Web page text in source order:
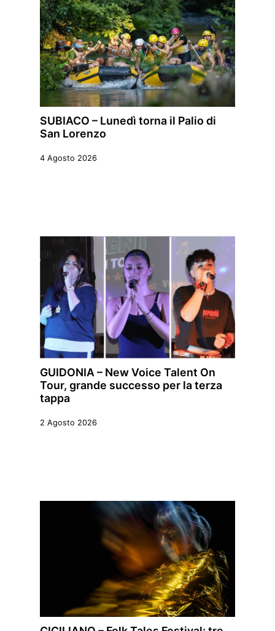
SUBIACO – Lunedì torna il Palio di
San Lorenzo
4 Agosto 2026
GUIDONIA – New Voice Talent On
Tour, grande successo per la terza
tappa
2 Agosto 2026